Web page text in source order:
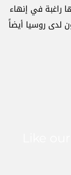
راغبة في إنهاء
لدى روسيا أيضاً